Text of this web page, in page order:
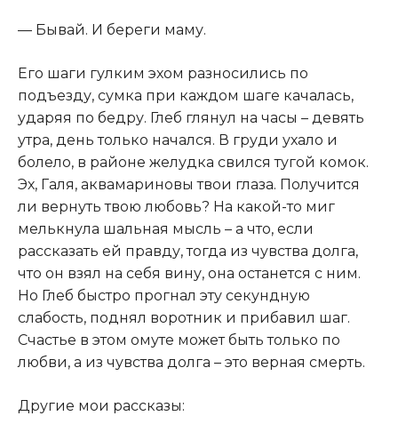
​— Бывай. И береги маму.​
​Его шаги гулким эхом разносились по
подъезду, сумка при каждом шаге качалась,
ударяя по бедру. Глеб глянул на часы – девять
утра, день только начался. В груди ухало и
болело, в районе желудка свился тугой комок.
Эх, Галя, аквамариновы твои глаза. Получится
ли вернуть твою любовь? На какой-то миг
мелькнула шальная мысль – а что, если
рассказать ей правду, тогда из чувства долга,
что он взял на себя вину, она останется с ним.
Но Глеб быстро прогнал эту секундную
слабость, поднял воротник и прибавил шаг.
Счастье в этом омуте может быть только по
любви, а из чувства долга – это верная смерть.​
​Другие мои рассказы:​